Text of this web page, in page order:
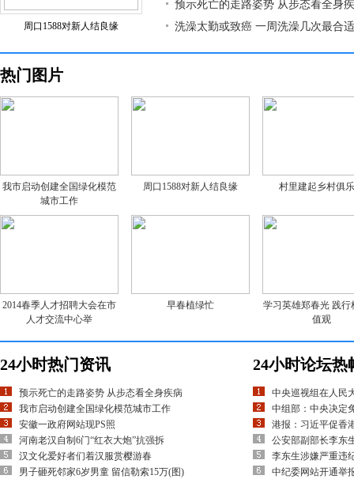
周口1588对新人结良缘
预示死亡的走路姿势 从步态看全身
洗澡太勤或致癌 一周洗澡几次最合适
热门图片
我市启动创建全国绿化模范
城市工作
周口1588对新人结良缘 村里建起乡村俱
2014春季人才招聘大会在市
人才交流中心举
早春植绿忙
学习英雄郑春光 践行
值观
24小时热门资讯
预示死亡的走路姿势 从步态看全身疾病
我市启动创建全国绿化模范城市工作
安徽一政府网站现PS照
河南老汉自制6门“红衣大炮”抗强拆
汉文化爱好者们着汉服赏樱游春
男子砸死邻家6岁男童 留信勒索15万(图)
24小时论坛热
中央巡视组在人民
中组部：中央决定
港报：习近平促香
公安部副部长李东
李东生涉嫌严重违
中纪委网站开通举